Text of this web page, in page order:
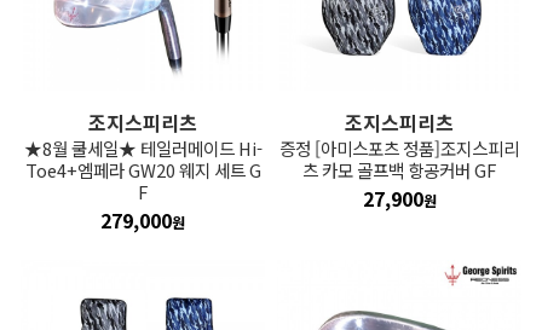
조지스피리츠
★8월 쿨세일★ 테일러메이드 Hi-
Toe4+엠페라 GW20 웨지 세트 G
F
279,000원
조지스피리츠
증정 [아미스포츠 정품]조지스피리
츠 카모 골프백 항공커버 GF
27,900원